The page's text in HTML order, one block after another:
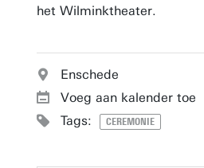
het Wilminktheater.
Enschede
Voeg aan kalender toe
Tags:
CEREMONIE